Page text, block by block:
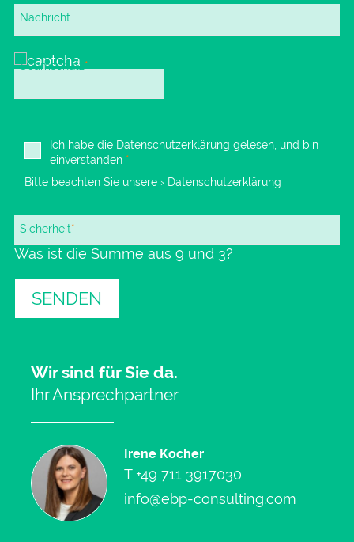
Nachricht
Pflichtfeld
Spamschutz *
Ich habe die Datenschutzerklärung gelesen, und bin
einverstanden *
Bitte beachten Sie unsere› Datenschutzerklärung
Pflichtfeld
Sicherheit*
Was ist die Summe aus 9 und 3?
SENDEN
Wir sind für Sie da.
Ihr Ansprechpartner
Irene Kocher
T +49 711 3917030
info@ebp-consulting.com